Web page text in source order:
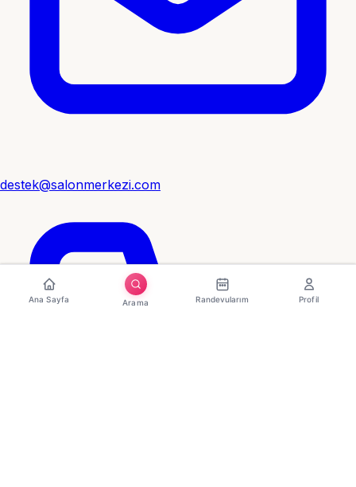
destek@salonmerkezi.com
Ana Sayfa Arama Randevularım Profil